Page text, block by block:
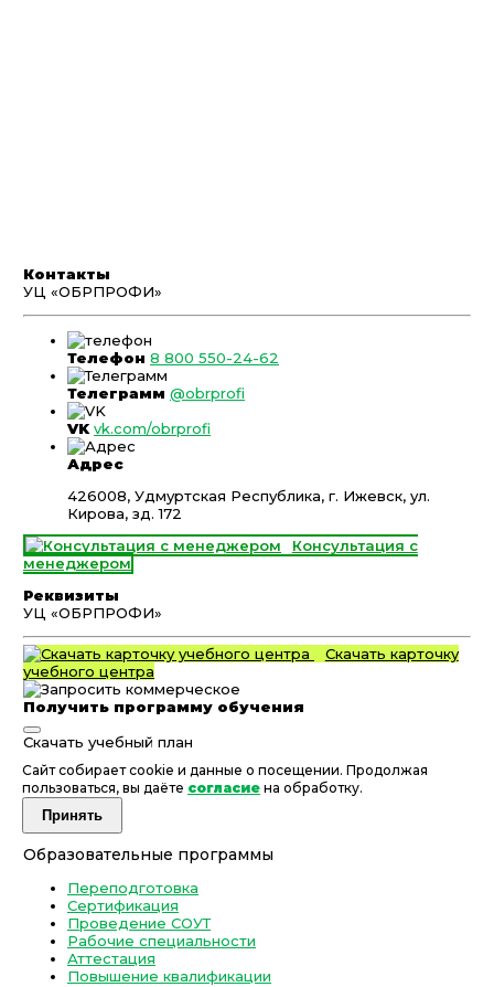
Контакты
УЦ «ОБРПРОФИ»
Телефон 8 800 550-24-62
Телеграмм @obrprofi
VK vk.com/obrprofi
Адрес
426008, Удмуртская Республика, г. Ижевск, ул.
Кирова, зд. 172
Консультация с
менеджером
Реквизиты
УЦ «ОБРПРОФИ»
Скачать карточку
учебного центра
Получить программу обучения
Скачать учебный план
Сайт собирает cookie и данные о посещении. Продолжая
пользоваться, вы даёте согласие на обработку.
Принять
Образовательные программы
Переподготовка
Сертификация
Проведение СОУТ
Рабочие специальности
Аттестация
Повышение квалификации